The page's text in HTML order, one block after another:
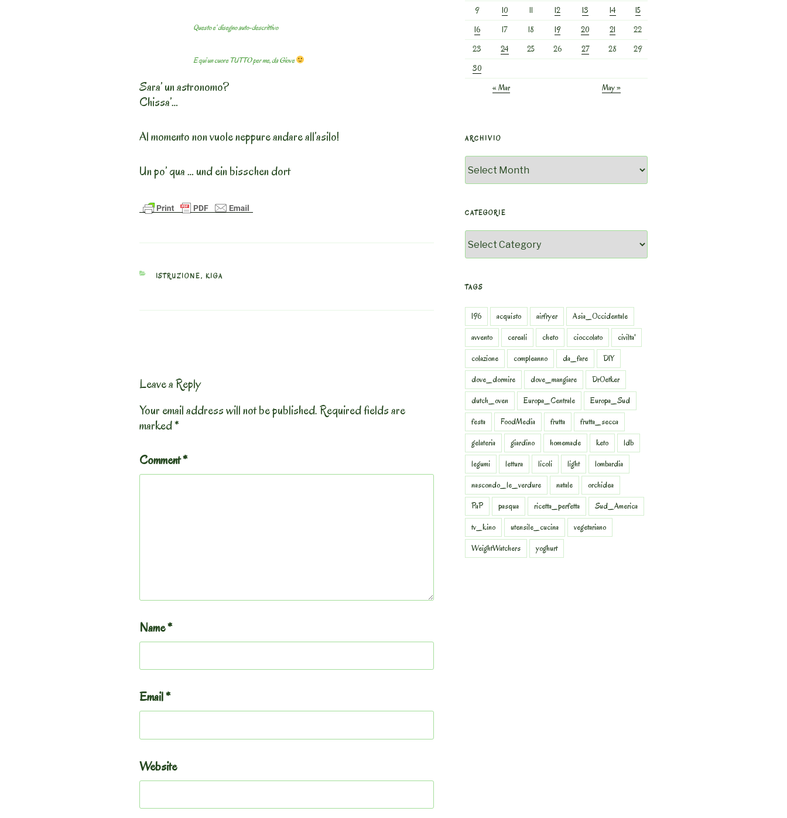
Questo e’ disegno auto-descrittivo
E qui un cuore TUTTO per me, da Giove
Sara’ un astronomo?
Chissa’…
Al momento non vuole neppure andare all’asilo!
Un po’ qua … und ein bisschen dort
CATEGORIES
ISTRUZIONE, KIGA
Leave a Reply
Your email address will not be published.Required fields are
marked*
Comment*
Name*
Email*
Website
9
10 11 12 13 14
15
16
17 18 19 20 21
22
23
24 25 26 27 28
29
30
« Mar
May »
ARCHIVIO
CATEGORIE
TAGS
196 acquisto airfryer
Asia_Occidentale
avvento
cereali cheto cioccolato
civilta'
colazione
compleanno da_fare
DIY
dove_dormire
dove_mangiare
DrOetker
dutch_oven
Europa_Centrale
Europa_Sud
festa
FoodMedia frutta
frutta_secca
gelateria
giardino homemade keto
ldb
legumi
lettura licoli light
lombardia
nascondo_le_verdure
natale
orchidea
PaP
pasqua ricetta_perfetta
Sud_America
tv_kino
utensile_cucina
vegetariano
WeightWatchers
yoghurt